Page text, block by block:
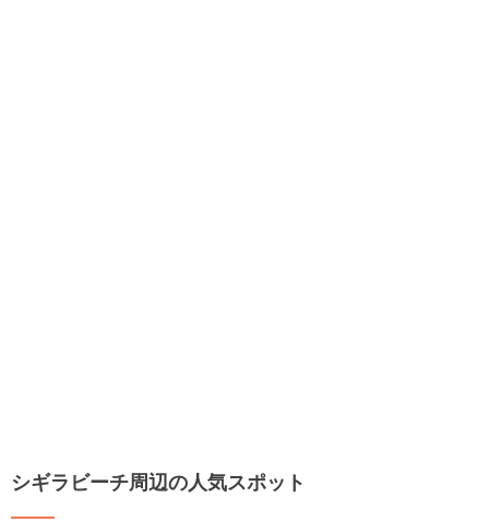
シギラビーチ周辺の人気スポット